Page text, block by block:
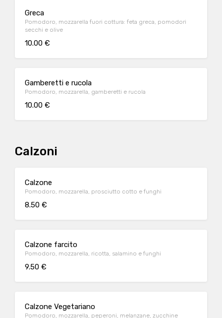
Greca
Pomodoro, mozzarella fuori cottura: feta greca, pomodori
secchi e olive
10.00 €
Gamberetti e rucola
Pomodoro, mozzarella, gamberetti e rucola
10.00 €
Calzoni
Calzone
Pomodoro, mozzarella, prosciutto cotto e funghi
8.50 €
Calzone farcito
Pomodoro, mozzarella, ricotta, salamino e funghi
9.50 €
Calzone Vegetariano
Pomodoro, mozzarella, peperoni, melanzane, zucchine